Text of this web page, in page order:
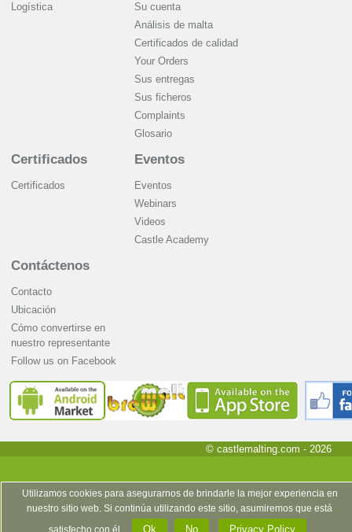
Logística
Su cuenta
Análisis de malta
Certificados de calidad
Your Orders
Sus entregas
Sus ficheros
Complaints
Glosario
Certificados
Certificados
Eventos
Eventos
Webinars
Videos
Castle Academy
Contáctenos
Contacto
Ubicación
Cómo convertirse en
nuestro representante
Follow us on Facebook
© castlemalting.com - 2026
Utilizamos cookies para asegurarnos de brindarle la mejor experiencia en
nuestro sitio web. Si continúa utilizando este sitio, asumiremos que está
satisfecho con él.
Ok No Privacy Policy